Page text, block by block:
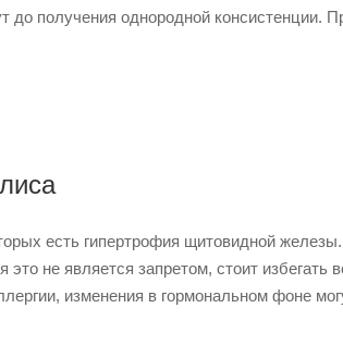
получения однородной консистенции.
есть гипертрофия щитовидной железы.
не является запретом, стоит избегать
изменения в гормональном фоне